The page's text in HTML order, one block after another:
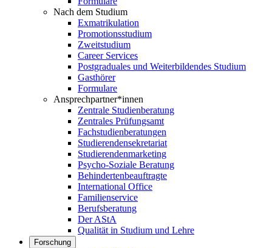
Nach dem Studium
Exmatrikulation
Promotionsstudium
Zweitstudium
Career Services
Postgraduales und Weiterbildendes Studium
Gasthörer
Formulare
Ansprechpartner*innen
Zentrale Studienberatung
Zentrales Prüfungsamt
Fachstudienberatungen
Studierendensekretariat
Studierendenmarketing
Psycho-Soziale Beratung
Behindertenbeauftragte
International Office
Familienservice
Berufsberatung
Der AStA
Qualität in Studium und Lehre
Forschung